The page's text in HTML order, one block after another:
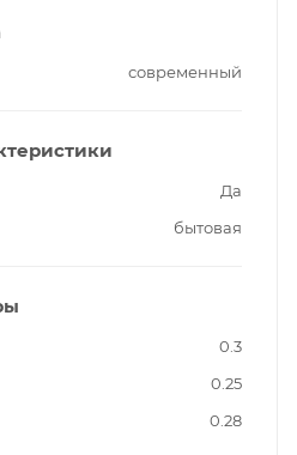
современный
Да
бытовая
0.3
0.25
0.28